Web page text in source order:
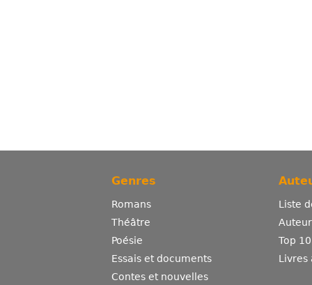
Genres
Romans
Théâtre
Poésie
Essais et documents
Contes et nouvelles
Liste
Top
Livres